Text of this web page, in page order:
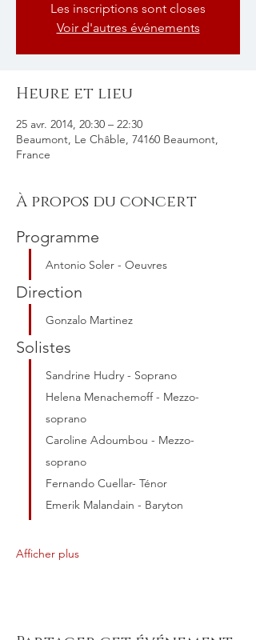
Les inscriptions sont closes
Voir d'autres événements
Heure et lieu
25 avr. 2014, 20:30 – 22:30
Beaumont, Le Châble, 74160 Beaumont,
France
À propos du concert
Programme
Antonio Soler - Oeuvres
Direction
Gonzalo Martinez
Solistes
Sandrine Hudry - Soprano
Helena Menachemoff - Mezzo-
soprano
Caroline Adoumbou - Mezzo-
soprano
Fernando Cuellar- Ténor
Emerik Malandain - Baryton
Afficher plus